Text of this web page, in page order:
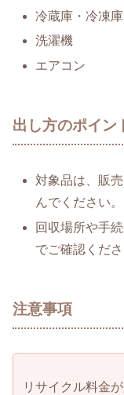
冷蔵庫・冷凍庫
洗濯機
エアコン
出し方のポイン
対象品は、販
んでください。
回収場所や手
でご確認くださ
注意事項
リサイクル料金